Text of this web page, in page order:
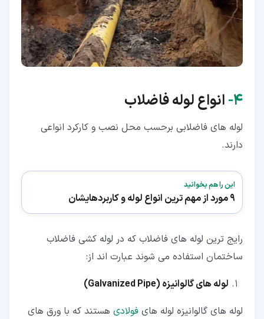
۴‏- انواع لوله فاضلاب
لوله های فاضلابی برحسب محل نصب و کارکرد انواعی
دارند.
این را هم بخوانید
9 مورد از مهم ترین انواع لوله و کاربردهایشان
رایج ترین لوله های فاضلاب که در لوله کشی فاضلاب
ساختمان استفاده می شوند عبارت اند از:
لوله های گالوانیزه(Galvanized Pipe)
لوله های گالوانیزه لوله های فولادی هستند که با ورق های